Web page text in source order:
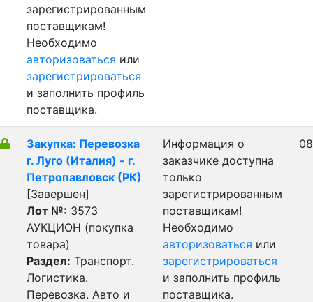
зарегистрированным
поставщикам!
Необходимо
авторизоваться или
зарегистрироваться
и заполнить профиль
поставщика.
Закупка: Перевозка
г. Луго (Италия) - г.
Петропавловск (РК)
[Завершен]
Лот №: 3573
АУКЦИОН (покупка
товара)
Раздел: Транспорт.
Логистика.
Перевозка. Авто и
Информация о
заказчике доступна
только
зарегистрированным
поставщикам!
Необходимо
авторизоваться или
зарегистрироваться
и заполнить профиль
поставщика.